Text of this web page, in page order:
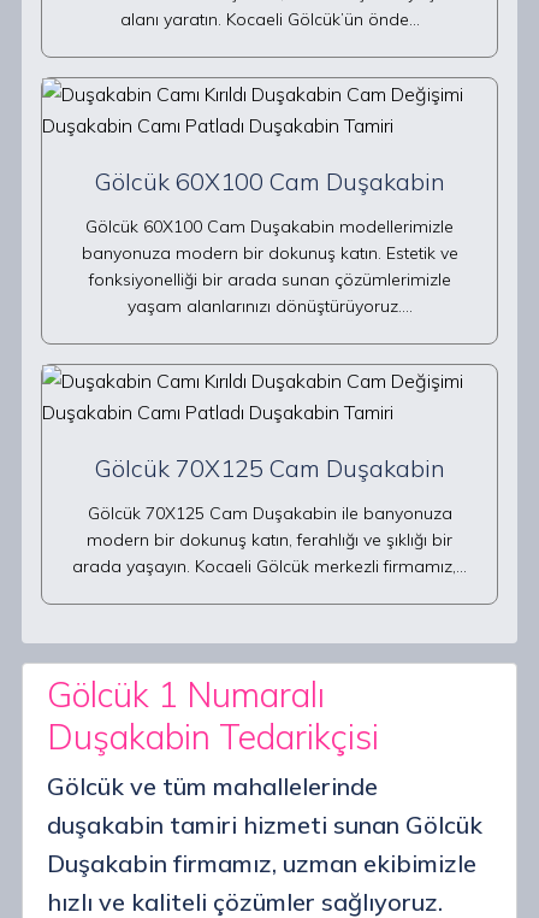
alanı yaratın. Kocaeli Gölcük’ün önde…
Gölcük 60X100 Cam Duşakabin
Gölcük 60X100 Cam Duşakabin modellerimizle
banyonuza modern bir dokunuş katın. Estetik ve
fonksiyonelliği bir arada sunan çözümlerimizle
yaşam alanlarınızı dönüştürüyoruz.…
Gölcük 70X125 Cam Duşakabin
Gölcük 70X125 Cam Duşakabin ile banyonuza
modern bir dokunuş katın, ferahlığı ve şıklığı bir
arada yaşayın. Kocaeli Gölcük merkezli firmamız,…
Gölcük 1 Numaralı
Duşakabin Tedarikçisi
Gölcük ve tüm mahallelerinde
duşakabin tamiri hizmeti sunan Gölcük
Duşakabin firmamız, uzman ekibimizle
hızlı ve kaliteli çözümler sağlıyoruz.